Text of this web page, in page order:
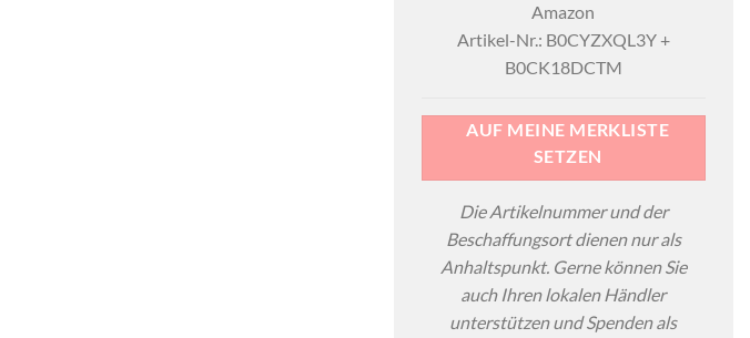
Amazon
Artikel-Nr.: B0CYZXQL3Y +
B0CK18DCTM
AUF MEINE MERKLISTE
SETZEN
Die Artikelnummer und der
Beschaffungsort dienen nur als
Anhaltspunkt. Gerne können Sie
auch Ihren lokalen Händler
unterstützen und Spenden als